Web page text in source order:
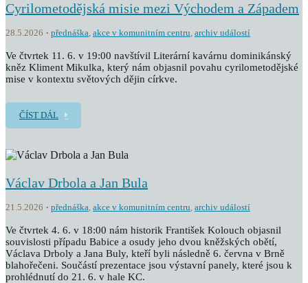
Cyrilometodějská misie mezi Východem a Západem
28.5.2026 přednáška, akce v komunitním centru, archiv událostí
Ve čtvrtek 11. 6. v 19:00 navštívil Literární kavárnu dominikánský
kněz Kliment Mikulka, který nám objasnil povahu cyrilometodějské
mise v kontextu světových dějin církve.
ČÍST DÁL
Václav Drbola a Jan Bula
21.5.2026 přednáška, akce v komunitním centru, archiv událostí
Ve čtvrtek 4. 6. v 18:00 nám historik František Kolouch objasnil
souvislosti případu Babice a osudy jeho dvou kněžských obětí,
Václava Drboly a Jana Buly, kteří byli následně 6. června v Brně
blahořečeni. Součástí prezentace jsou výstavní panely, které jsou k
prohlédnutí do 21. 6. v hale KC.